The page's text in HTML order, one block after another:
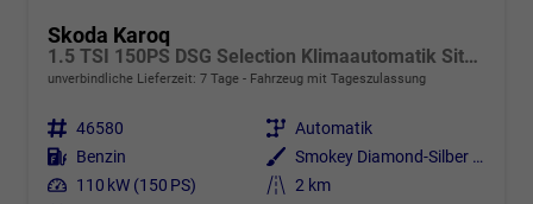
Skoda Karoq
1.5 TSI 150PS DSG Selection Klimaautomatik Sitzheizung Lenkradheizung ACC PDC v+h Rückf.Kamera abg.Scheiben Apple CarPlay Android Auto 17"LM
unverbindliche Lieferzeit: 7 Tage Fahrzeug mit Tageszulassung
Fahrzeugnr. 46580 Getriebe Automatik
Kraftstoff Benzin Außenfarbe
Smokey Diamond-Silber Metallic
Leistung 110 kW (150 PS) Kilometerstand 2 km